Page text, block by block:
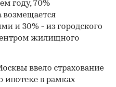
году, 70%
возмещается
и 30% - из городского
жилищного
ввело страхование
ипотеке в рамках